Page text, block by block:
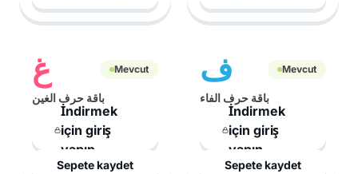
غ Mevcut
باقة حرف الغين
İndirmek
için giriş
yapın
Sepete kaydet
ف Mevcut
باقة حرف الفاء
İndirmek
için giriş
yapın
Sepete kaydet